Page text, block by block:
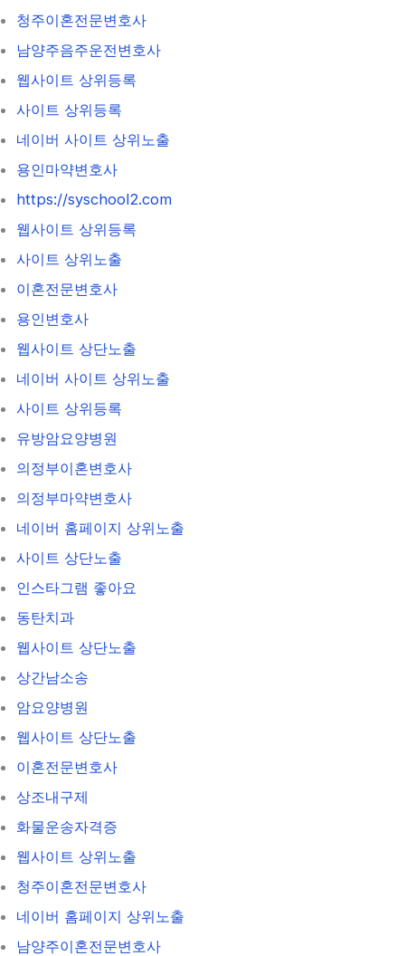
청주이혼전문변호사
남양주음주운전변호사
웹사이트 상위등록
사이트 상위등록
네이버 사이트 상위노출
용인마약변호사
https://syschool2.com
웹사이트 상위등록
사이트 상위노출
이혼전문변호사
용인변호사
웹사이트 상단노출
네이버 사이트 상위노출
사이트 상위등록
유방암요양병원
의정부이혼변호사
의정부마약변호사
네이버 홈페이지 상위노출
사이트 상단노출
인스타그램 좋아요
동탄치과
웹사이트 상단노출
상간남소송
암요양병원
웹사이트 상단노출
이혼전문변호사
상조내구제
화물운송자격증
웹사이트 상위노출
청주이혼전문변호사
네이버 홈페이지 상위노출
남양주이혼전문변호사